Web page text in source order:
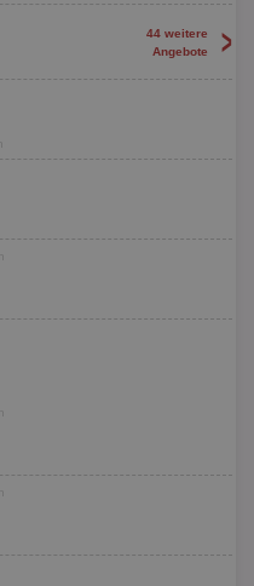
44 weitere
Angebote
>